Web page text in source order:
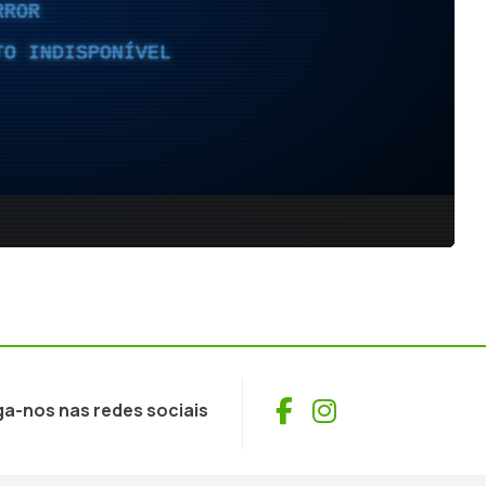
nos nas redes sociais Facebook
Instagram